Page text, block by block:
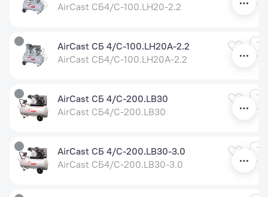
AirCast СБ4/С-100.LH20-2.2
AirCast СБ 4/С-100.LH20A-2.2
AirCast СБ4/С-100.LH20A-2.2
AirCast СБ 4/С-200.LB30
AirCast СБ4/С-200.LB30
AirCast СБ 4/С-200.LB30-3.0
AirCast СБ4/С-200.LB30-3.0